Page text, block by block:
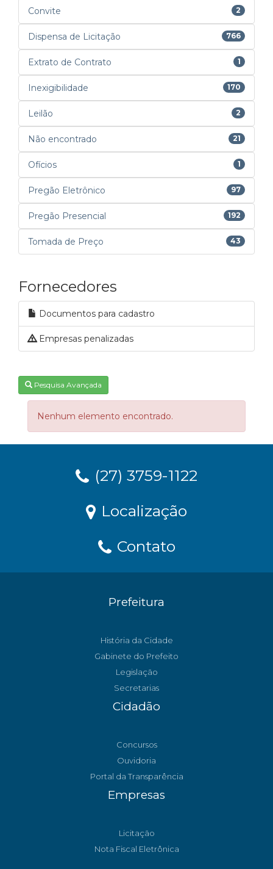
Convite 2
Dispensa de Licitação 766
Extrato de Contrato 1
Inexigibilidade 170
Leilão 2
Não encontrado 21
Ofícios 1
Pregão Eletrônico 97
Pregão Presencial 192
Tomada de Preço 43
Fornecedores
Documentos para cadastro
Empresas penalizadas
Pesquisa Avançada
Nenhum elemento encontrado.
(27) 3759-1122
Localização
Contato
Prefeitura
História da Cidade
Gabinete do Prefeito
Legislação
Secretarias
Cidadão
Concursos
Ouvidoria
Portal da Transparência
Empresas
Licitação
Nota Fiscal Eletrônica